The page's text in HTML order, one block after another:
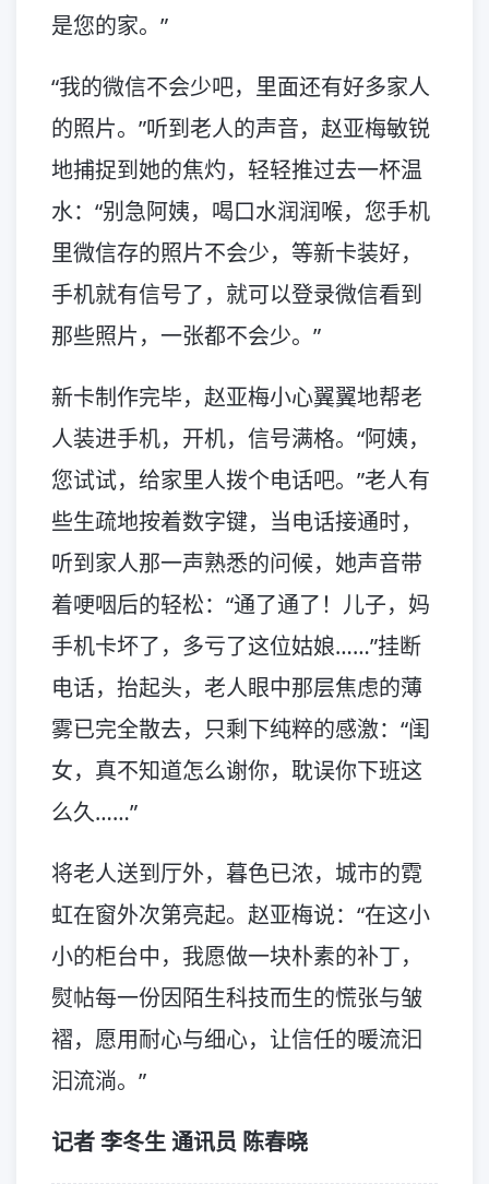
是您的家。”
“我的微信不会少吧，里面还有好多家人
的照片。”听到老人的声音，赵亚梅敏锐
地捕捉到她的焦灼，轻轻推过去一杯温
水：“别急阿姨，喝口水润润喉，您手机
里微信存的照片不会少，等新卡装好，
手机就有信号了，就可以登录微信看到
那些照片，一张都不会少。”
新卡制作完毕，赵亚梅小心翼翼地帮老
人装进手机，开机，信号满格。“阿姨，
您试试，给家里人拨个电话吧。”老人有
些生疏地按着数字键，当电话接通时，
听到家人那一声熟悉的问候，她声音带
着哽咽后的轻松：“通了通了！儿子，妈
手机卡坏了，多亏了这位姑娘……”挂断
电话，抬起头，老人眼中那层焦虑的薄
雾已完全散去，只剩下纯粹的感激：“闺
女，真不知道怎么谢你，耽误你下班这
么久……”
将老人送到厅外，暮色已浓，城市的霓
虹在窗外次第亮起。赵亚梅说：“在这小
小的柜台中，我愿做一块朴素的补丁，
熨帖每一份因陌生科技而生的慌张与皱
褶，愿用耐心与细心，让信任的暖流汩
汩流淌。”
记者 李冬生 通讯员 陈春晓